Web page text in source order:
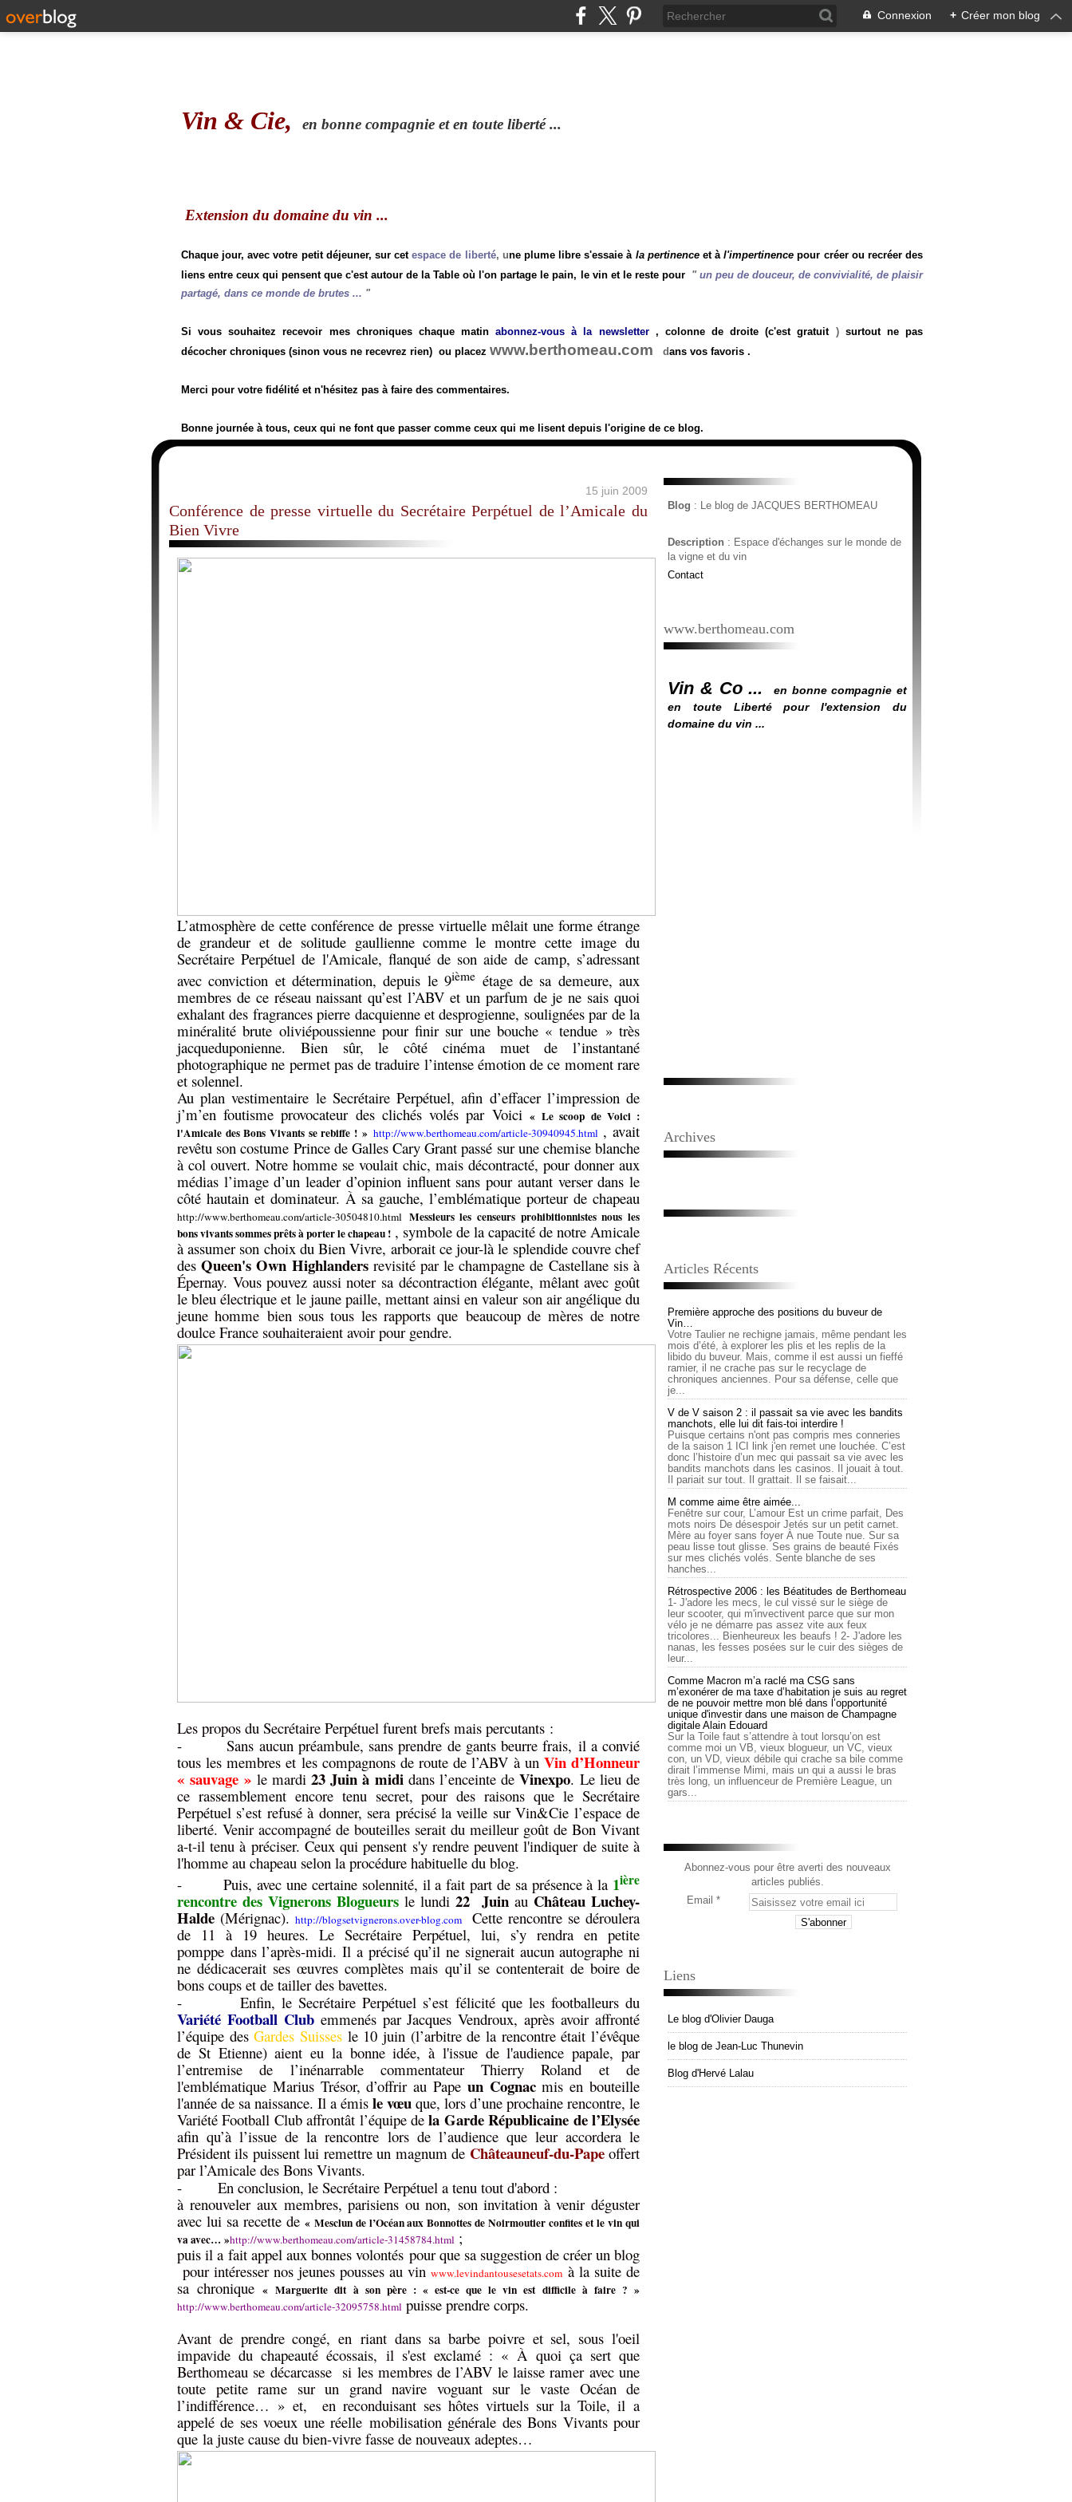
Connexion + Créer mon blog
Vin & Cie, en bonne compagnie et en toute liberté ...
Extension du domaine du vin ...
Chaque jour, avec votre petit déjeuner, sur cetespace de liberté, une plume libre s'essaie à la pertinenceet àl'impertinence pour créer ou recréer des
liens entre ceux qui pensent que c'est autour de la Table où l'on partage le pain, le vin et le reste pour "un peu de douceur, de convivialité, de plaisir
partagé, dans ce monde de brutes ... "
Si vous souhaitez recevoir mes chroniques chaque matinabonnez-vous à la newsletter, colonne de droite (c'est gratuit) surtout ne pas
décocher chroniques (sinon vous ne recevrez rien) ou placez www.berthomeau.com dans vos favoris .
Merci pour votre fidélité et n'hésitez pas à faire des commentaires.
Bonne journée à tous, ceux qui ne font que passer comme ceux qui me lisent depuis l'origine de ce blog.
15 juin 2009
Conférence de presse virtuelle du Secrétaire Perpétuel de l’Amicale du
Bien Vivre
L’atmosphère de cette conférence de presse virtuelle mêlait une forme étrange
de grandeur et de solitude gaullienne comme le montre cette image du
Secrétaire Perpétuel de l'Amicale, flanqué de son aide de camp, s’adressant
avec conviction et détermination, depuis le 9ième étage de sa demeure, aux
membres de ce réseau naissant qu’est l’ABV et un parfum de je ne sais quoi
exhalant des fragrances pierre dacquienne et desprogienne, soulignées par de la
minéralité brute oliviépoussienne pour finir sur une bouche « tendue » très
jacqueduponienne. Bien sûr, le côté cinéma muet de l’instantané
photographique ne permet pas de traduire l’intense émotion de ce moment rare
et solennel.
Au plan vestimentaire le Secrétaire Perpétuel, afin d’effacer l’impression de
j’m’en foutisme provocateur des clichés volés par Voici « Le scoop de Voici :
l'Amicale des Bons Vivants se rebiffe ! » http://www.berthomeau.com/article-30940945.html , avait
revêtu son costume Prince de Galles Cary Grant passé sur une chemise blanche
à col ouvert. Notre homme se voulait chic, mais décontracté, pour donner aux
médias l’image d’un leader d’opinion influent sans pour autant verser dans le
côté hautain et dominateur. À sa gauche, l’emblématique porteur de chapeau
http://www.berthomeau.com/article-30504810.html Messieurs les censeurs prohibitionnistes nous les
bons vivants sommes prêts à porter le chapeau ! , symbole de la capacité de notre Amicale
à assumer son choix du Bien Vivre, arborait ce jour-là le splendide couvre chef
des Queen's Own Highlanders revisité par le champagne de Castellane sis à
Épernay. Vous pouvez aussi noter sa décontraction élégante, mêlant avec goût
le bleu électrique et le jaune paille, mettant ainsi en valeur son air angélique du
jeune homme bien sous tous les rapports que beaucoup de mères de notre
doulce France souhaiteraient avoir pour gendre.
Les propos du Secrétaire Perpétuel furent brefs mais percutants :
-
Sans aucun préambule, sans prendre de gants beurre frais, il a convié
tous les membres et les compagnons de route de l’ABV à un Vin d’Honneur
« sauvage » le mardi23 Juin à mididans l’enceinte deVinexpo. Le lieu de
ce rassemblement encore tenu secret, pour des raisons que le Secrétaire
Perpétuel s’est refusé à donner, sera précisé la veille sur Vin&Cie l’espace de
liberté. Venir accompagné de bouteilles serait du meilleur goût de Bon Vivant
a-t-il tenu à préciser. Ceux qui pensent s'y rendre peuvent l'indiquer de suite à
l'homme au chapeau selon la procédure habituelle du blog.
-
Puis, avec une certaine solennité, il a fait part de sa présence à la 1ière
rencontre des Vignerons Blogueurs le lundi 22 Juin au Château Luchey-
Halde (Mérignac). http://blogsetvignerons.over-blog.com
Cette rencontre se déroulera
de 11 à 19 heures. Le Secrétaire Perpétuel, lui, s’y rendra en petite
pomppe dans l’après-midi. Il a précisé qu’il ne signerait aucun autographe ni
ne dédicacerait ses œuvres complètes mais qu’il se contenterait de boire de
bons coups et de tailler des bavettes.
-
Enfin, le Secrétaire Perpétuel s’est félicité que les footballeurs du
Variété Football Clubemmenés par Jacques Vendroux, après avoir affronté
l’équipe desGardes Suisses le 10 juin (l’arbitre de la rencontre était l’évêque
de St Etienne) aient eu la bonne idée, à l'issue de l'audience papale, par
l’entremise de l’inénarrable commentateur Thierry Roland et de
l'emblématique Marius Trésor, d’offrir au Pape un Cognacmis en bouteille
l'année de sa naissance. Il a émis le vœu que, lors d’une prochaine rencontre, le
Variété Football Club affrontât l’équipe dela Garde Républicaine de l’Elysée
afin qu’à l’issue de la rencontre lors de l’audience que leur accordera le
Président ils puissent lui remettre un magnum de Châteauneuf-du-Papeoffert
par l’Amicale des Bons Vivants.
-
En conclusion, le Secrétaire Perpétuel a tenu tout d'abord :
à renouveler aux membres, parisiens ou non, son invitation à venir déguster
avec lui sa recette de « Mesclun de l’Océan aux Bonnottes de Noirmoutier confites et le vin qui
va avec… »http://www.berthomeau.com/article-31458784.html ;
puis il a fait appel aux bonnes volontés pour que sa suggestion de créer un blog
pour intéresser nos jeunes pousses au vin www.levindantousesetats.com à la suite de
sa chronique« Marguerite dit à son père : « est-ce que le vin est difficile à faire ? »
http://www.berthomeau.com/article-32095758.html puisse prendre corps.
Avant de prendre congé, en riant dans sa barbe poivre et sel, sous l'oeil
impavide du chapeauté écossais, il s'est exclamé : « À quoi ça sert que
Berthomeau se décarcasse si les membres de l’ABV le laisse ramer avec une
toute petite rame sur un grand navire voguant sur le vaste Océan de
l’indifférence… » et,
en reconduisant ses hôtes virtuels sur la Toile, il a
appelé de ses voeux une réelle mobilisation générale des Bons Vivants pour
que la juste cause du bien-vivre fasse de nouveaux adeptes…
Blog : Le blog de JACQUES BERTHOMEAU
Description : Espace d'échanges sur le monde de
la vigne et du vin
Contact
www.berthomeau.com
Vin & Co ...
en bonne compagnie et
en toute Liberté pour l'extension du
domaine du vin ...
Archives
Articles Récents
Première approche des positions du buveur de
Vin…
Votre Taulier ne rechigne jamais, même pendant les
mois d’été, à explorer les plis et les replis de la
libido du buveur. Mais, comme il est aussi un fieffé
ramier, il ne crache pas sur le recyclage de
chroniques anciennes. Pour sa défense, celle que
je...
V de V saison 2 : il passait sa vie avec les bandits
manchots, elle lui dit fais-toi interdire !
Puisque certains n'ont pas compris mes conneries
de la saison 1 ICI link j'en remet une louchée. C’est
donc l’histoire d’un mec qui passait sa vie avec les
bandits manchots dans les casinos. Il jouait à tout.
Il pariait sur tout. Il grattait. Il se faisait...
M comme aime être aimée...
Fenêtre sur cour, L’amour Est un crime parfait, Des
mots noirs De désespoir Jetés sur un petit carnet.
Mère au foyer sans foyer À nue Toute nue. Sur sa
peau lisse tout glisse. Ses grains de beauté Fixés
sur mes clichés volés. Sente blanche de ses
hanches...
Rétrospective 2006 : les Béatitudes de Berthomeau
1- J'adore les mecs, le cul vissé sur le siège de
leur scooter, qui m'invectivent parce que sur mon
vélo je ne démarre pas assez vite aux feux
tricolores... Bienheureux les beaufs ! 2- J'adore les
nanas, les fesses posées sur le cuir des sièges de
leur...
Comme Macron m’a raclé ma CSG sans
m’exonérer de ma taxe d’habitation je suis au regret
de ne pouvoir mettre mon blé dans l’opportunité
unique d'investir dans une maison de Champagne
digitale Alain Edouard
Sur la Toile faut s’attendre à tout lorsqu’on est
comme moi un VB, vieux blogueur, un VC, vieux
con, un VD, vieux débile qui crache sa bile comme
dirait l’immense Mimi, mais un qui a aussi le bras
très long, un influenceur de Première League, un
gars...
Abonnez-vous pour être averti des nouveaux
articles publiés.
Email
Liens
Le blog d'Olivier Dauga
le blog de Jean-Luc Thunevin
Blog d'Hervé Lalau